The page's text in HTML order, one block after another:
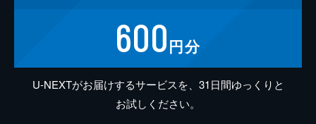
600円分
U-NEXTがお届けするサービスを、31日間ゆっくりと
お試しください。